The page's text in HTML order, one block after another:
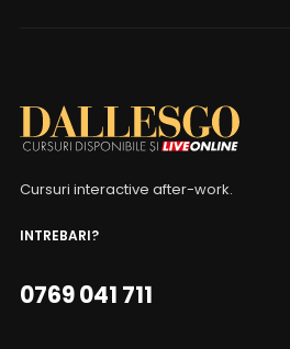
Cursuri interactive after-work.
INTREBARI?
0769 041 711